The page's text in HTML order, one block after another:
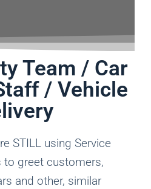
Team / Car
/ Vehicle
STILL using Service
to greet customers,
and other, similar